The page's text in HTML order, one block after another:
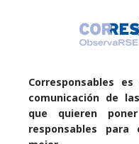
Corresponsables
comunicación de
que quieren
responsables